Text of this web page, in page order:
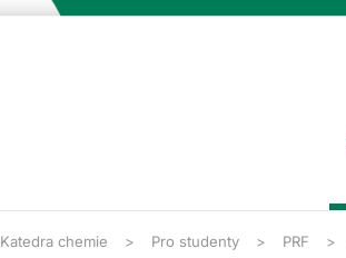
Katedra chemie Pro studenty PRF